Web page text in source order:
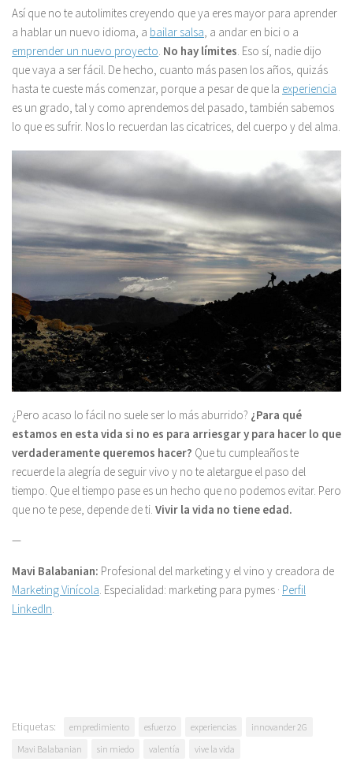
Así que no te autolimites creyendo que ya eres mayor para aprender
a hablar un nuevo idioma, a bailar salsa, a andar en bici o a
emprender un nuevo proyecto. No hay límites. Eso sí, nadie dijo
que vaya a ser fácil. De hecho, cuanto más pasen los años, quizás
hasta te cueste más comenzar, porque a pesar de que la experiencia
es un grado, tal y como aprendemos del pasado, también sabemos
lo que es sufrir. Nos lo recuerdan las cicatrices, del cuerpo y del alma.
¿Pero acaso lo fácil no suele ser lo más aburrido? ¿Para qué
estamos en esta vida si no es para arriesgar y para hacer lo que
verdaderamente queremos hacer? Que tu cumpleaños te
recuerde la alegría de seguir vivo y no te aletargue el paso del
tiempo. Que el tiempo pase es un hecho que no podemos evitar. Pero
que no te pese, depende de ti. Vivir la vida no tiene edad.
—
Mavi Balabanian: Profesional del marketing y el vino y creadora de
Marketing Vinícola. Especialidad: marketing para pymes · Perfil
LinkedIn.
Etiquetas: empredimiento esfuerzo experiencias
innovander 2G
Mavi Balabanian
sin miedo valentía vive la vida